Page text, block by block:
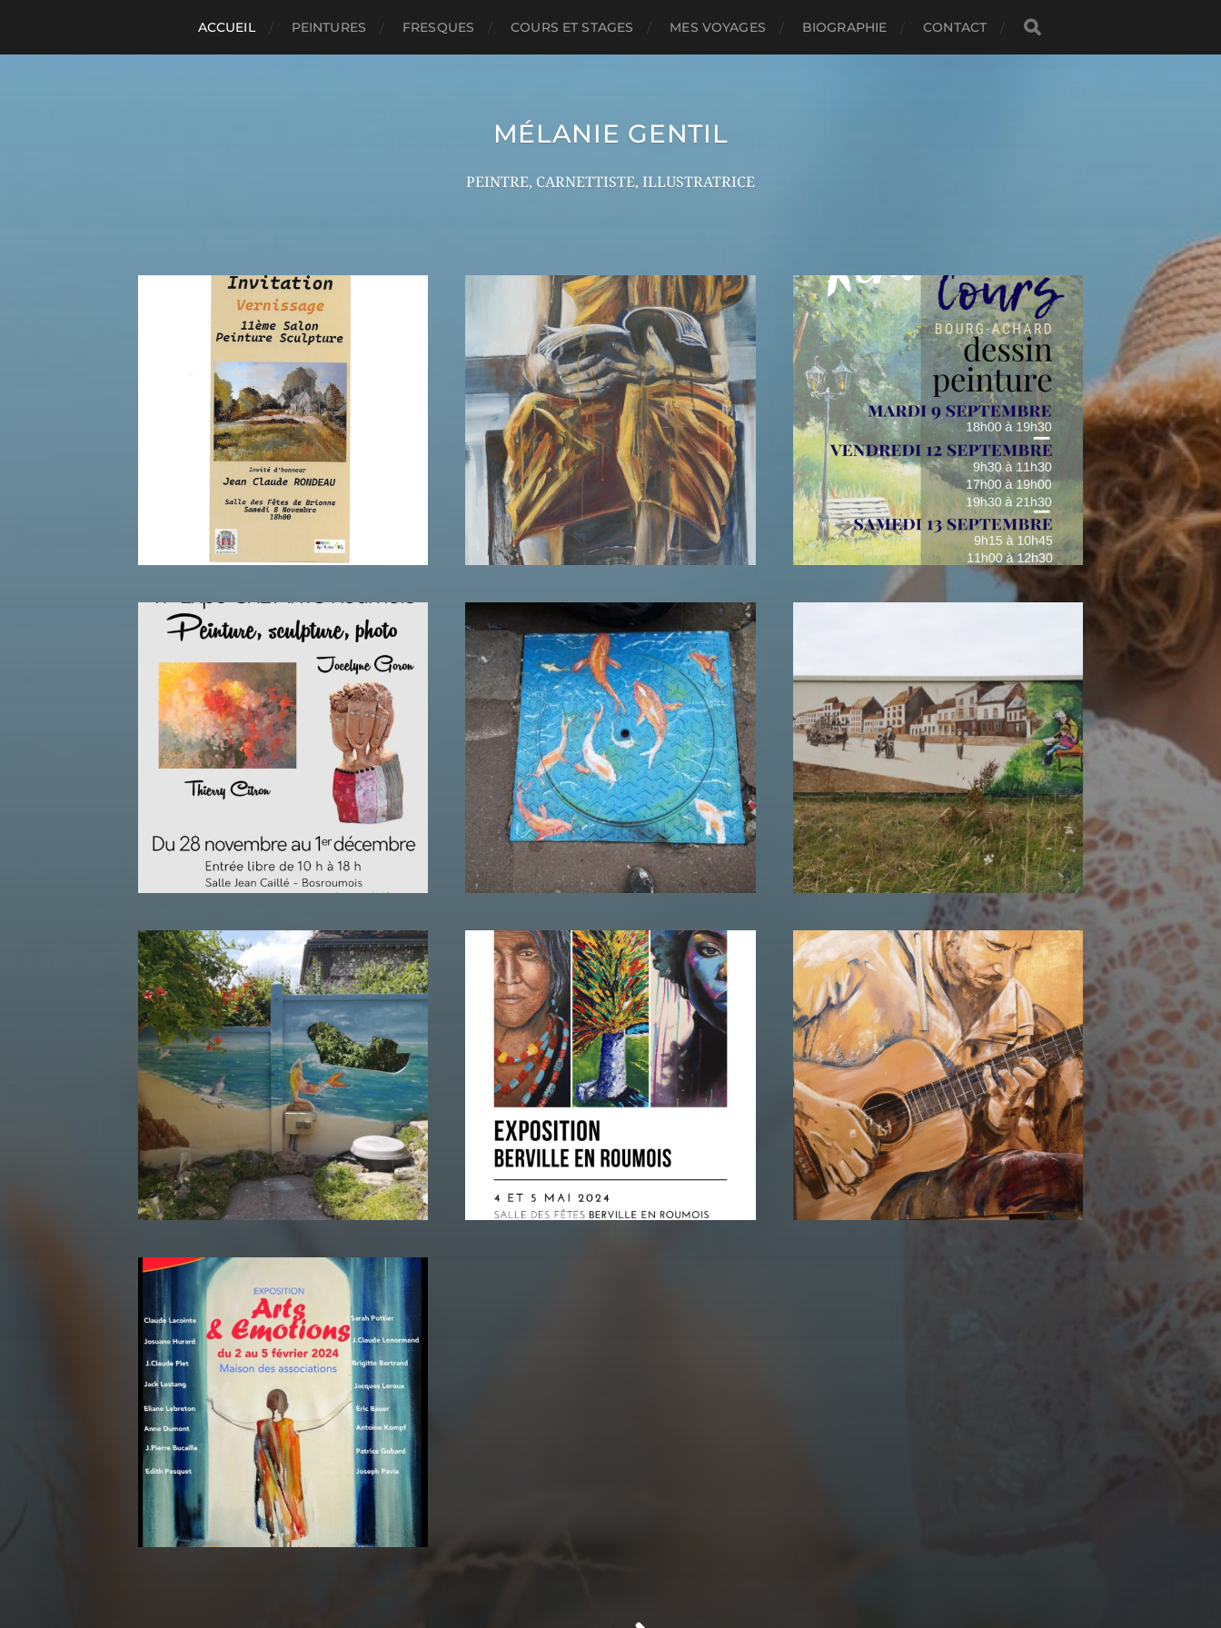
ACCUEIL PEINTURES FRESQUES COURS ET STAGES MES VOYAGES BIOGRAPHIE CONTACT
MÉLANIE GENTIL
PEINTRE, CARNETTISTE, ILLUSTRATRICE